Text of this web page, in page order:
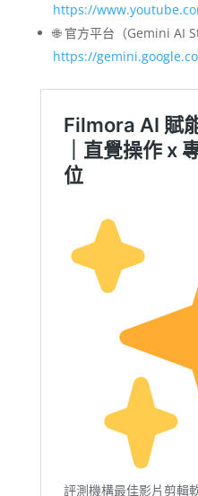
https://
🌐 官方平台（Gemini AI
https://